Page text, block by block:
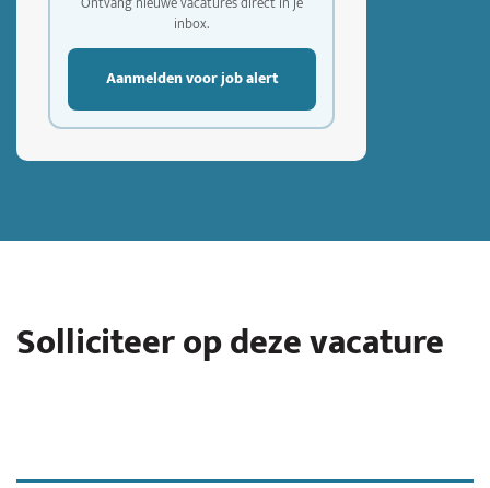
inbox.
Aanmelden voor job alert
Solliciteer op deze vacature